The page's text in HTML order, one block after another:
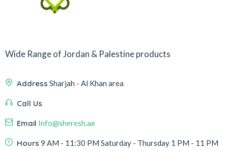
Wide Range of Jordan & Palestine products
Address Sharjah - Al Khan area
Call Us
Email Info@sheresh.ae
Hours 9 AM - 11:30 PM Saturday - Thursday 1 PM - 11 PM